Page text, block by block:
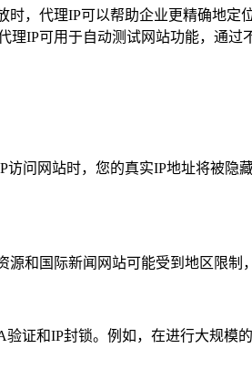
，代理IP可以帮助企业更精确地
IP可用于自动测试网站功能，通
问网站时，您的真实IP地址将被
和国际新闻网站可能受到地区限
证和IP封锁。例如，在进行大规模